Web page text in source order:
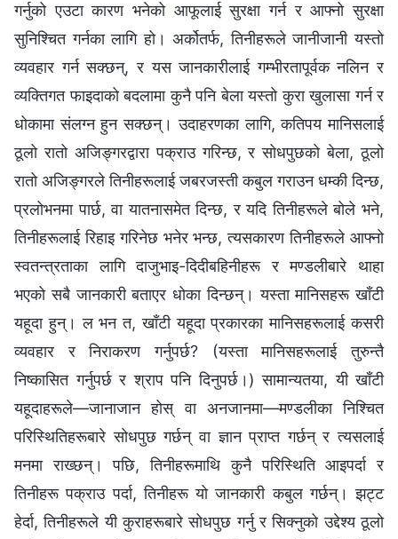
गर्नुको एउटा कारण भनेको आफूलाई सुरक्षा गर्न र आफ्नो सुरक्षा
सुनिश्चित गर्नका लागि हो। अर्कोतर्फ, तिनीहरूले जानीजानी यस्तो
व्यवहार गर्न सक्छन्, र यस जानकारीलाई गम्भीरतापूर्वक नलिन र
व्यक्तिगत फाइदाको बदलामा कुनै पनि बेला यस्तो कुरा खुलासा गर्न र
धोकामा संलग्न हुन सक्छन्। उदाहरणका लागि, कतिपय मानिसलाई
ठूलो रातो अजिङ्गरद्वारा पक्राउ गरिन्छ, र सोधपुछको बेला, ठूलो
रातो अजिङ्गरले तिनीहरूलाई जबरजस्ती कबुल गराउन धम्की दिन्छ,
प्रलोभनमा पार्छ, वा यातनासमेत दिन्छ, र यदि तिनीहरूले बोले भने,
तिनीहरूलाई रिहाइ गरिनेछ भनेर भन्छ, त्यसकारण तिनीहरूले आफ्नो
स्वतन्त्रताका लागि दाजुभाइ-दिदीबहिनीहरू र मण्डलीबारे थाहा
भएको सबै जानकारी बताएर धोका दिन्छन्। यस्ता मानिसहरू खाँटी
यहूदा हुन्। ल भन त, खाँटी यहूदा प्रकारका मानिसहरूलाई कसरी
व्यवहार र निराकरण गर्नुपर्छ? (यस्ता मानिसहरूलाई तुरुन्तै
निष्कासित गर्नुपर्छ र श्राप पनि दिनुपर्छ।) सामान्यतया, यी खाँटी
यहूदाहरूले—जानाजान होस् वा अनजानमा—मण्डलीका निश्चित
परिस्थितिहरूबारे सोधपुछ गर्छन् वा ज्ञान प्राप्त गर्छन् र त्यसलाई
मनमा राख्छन्। पछि, तिनीहरूमाथि कुनै परिस्थिति आइपर्दा र
तिनीहरू पक्राउ पर्दा, तिनीहरू यो जानकारी कबुल गर्छन्। झट्ट
हेर्दा, तिनीहरूले यी कुराहरूबारे सोधपुछ गर्नु र सिक्नुको उद्देश्य ठूलो